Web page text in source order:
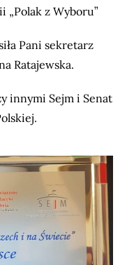
„Polak z Wyboru”
Pani sekretarz
Ratajewska.
innymi Sejm i Senat